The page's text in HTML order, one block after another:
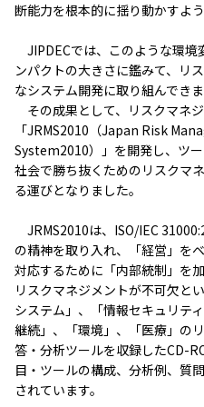
断能力を根本的に揺り動かすよ
JIPDECでは、このような環境
ンパクトの大きさに鑑みて、リ
なシステム開発に取り組んできま
その成果として、リスクマネ
「JRMS2010（Japan Risk
System2010）」を開発し、ツ
社会で勝ち抜くためのリスクマ
る運びとなりました。
JRMS2010は、ISO/IEC
の精神を取り入れ、「経営」を
対応するために「内部統制」を
リスクマネジメントが不可欠と
システム」、「情報セキュリテ
継続」、「環境」、「医療」の
答・分析ツールを収録したCD-
目・ツールの構成、分析例、質
されています。